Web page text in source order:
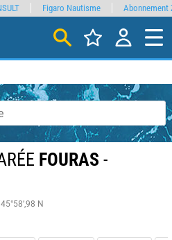
FOURAS -
N
Figaro Nautisme Abonnement